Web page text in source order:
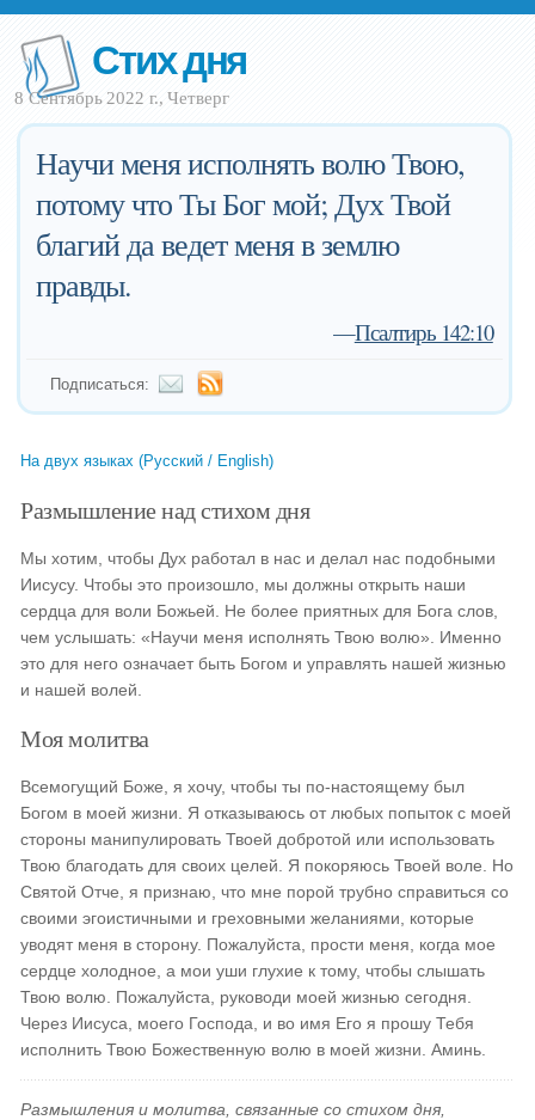
Стих дня
8 Сентябрь 2022 г., Четверг
Научи меня исполнять волю Твою,
потому что Ты Бог мой; Дух Твой
благий да ведет меня в землю
правды.
—Псалтирь 142:10
Подписаться:
На двух языках (Русский / English)
Размышление над стихом дня
Мы хотим, чтобы Дух работал в нас и делал нас подобными
Иисусу. Чтобы это произошло, мы должны открыть наши
сердца для воли Божьей. Не более приятных для Бога слов,
чем услышать: «Научи меня исполнять Твою волю». Именно
это для него означает быть Богом и управлять нашей жизнью
и нашей волей.
Моя молитва
Всемогущий Боже, я хочу, чтобы ты по-настоящему был
Богом в моей жизни. Я отказываюсь от любых попыток с моей
стороны манипулировать Твоей добротой или использовать
Твою благодать для своих целей. Я покоряюсь Твоей воле. Но
Святой Отче, я признаю, что мне порой трубно справиться со
своими эгоистичными и греховными желаниями, которые
уводят меня в сторону. Пожалуйста, прости меня, когда мое
сердце холодное, а мои уши глухие к тому, чтобы слышать
Твою волю. Пожалуйста, руководи моей жизнью сегодня.
Через Иисуса, моего Господа, и во имя Его я прошу Тебя
исполнить Твою Божественную волю в моей жизни. Аминь.
Размышления и молитва, связанные со стихом дня,